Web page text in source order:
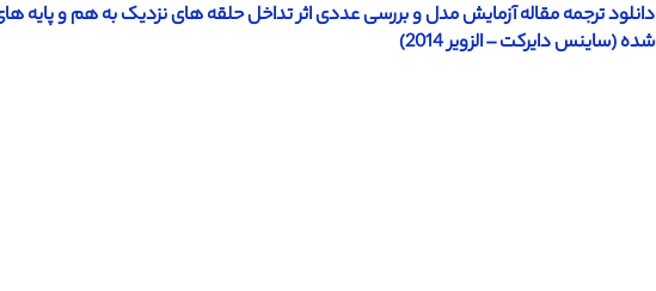
دانلود ترجمه مقاله آزمایش مدل و بررسی عددی اثر تداخل حلقه های نزدیک به هم و پایه
شده (ساینس دایرکت – الزویر 2014)